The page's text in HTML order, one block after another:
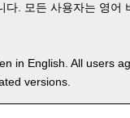
다. 모든 사용자는 영
in English. All users
versions.